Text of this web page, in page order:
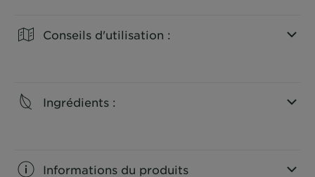
Conseils d'utilisation :
Ingrédients :
Informations du produits